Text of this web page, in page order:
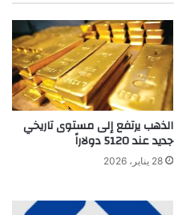
الذهب يرتفع إلى مستوى تاريخي
جديد عند 5120 دولاراً
28 يناير، 2026